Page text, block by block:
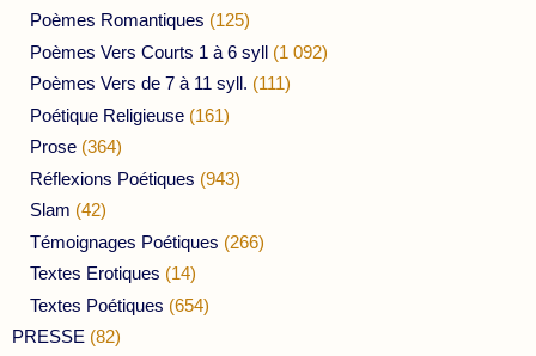
Poèmes Romantiques (125)
Poèmes Vers Courts 1 à 6 syll (1 092)
Poèmes Vers de 7 à 11 syll. (111)
Poétique Religieuse (161)
Prose (364)
Réflexions Poétiques (943)
Slam (42)
Témoignages Poétiques (266)
Textes Erotiques (14)
Textes Poétiques (654)
PRESSE (82)